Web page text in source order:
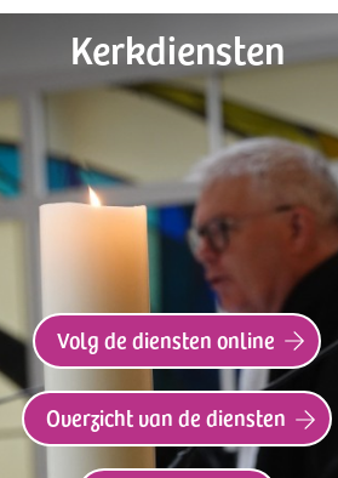
Kerkdiensten
Volg de diensten online
Overzicht van de diensten